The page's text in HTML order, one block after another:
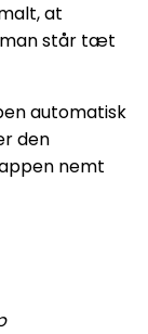
at
man står tæt
automatisk
den
nemt